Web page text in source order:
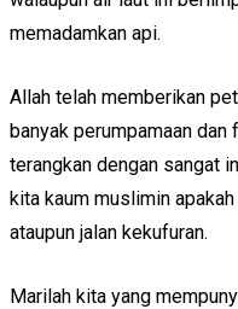
memadamkan api.
Allah telah memberikan
banyak perumpamaan dan
terangkan dengan sangat
kita kaum muslimin
ataupun jalan kekufuran.
Marilah kita yang